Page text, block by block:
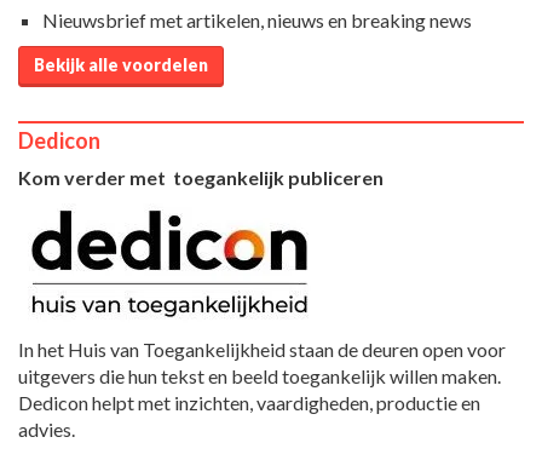
Nieuwsbrief met artikelen, nieuws en breaking news
Bekijk alle voordelen
Dedicon
Kom verder met toegankelijk publiceren
In het Huis van Toegankelijkheid staan de deuren open voor
uitgevers die hun tekst en beeld toegankelijk willen maken.
Dedicon helpt met inzichten, vaardigheden, productie en
advies.